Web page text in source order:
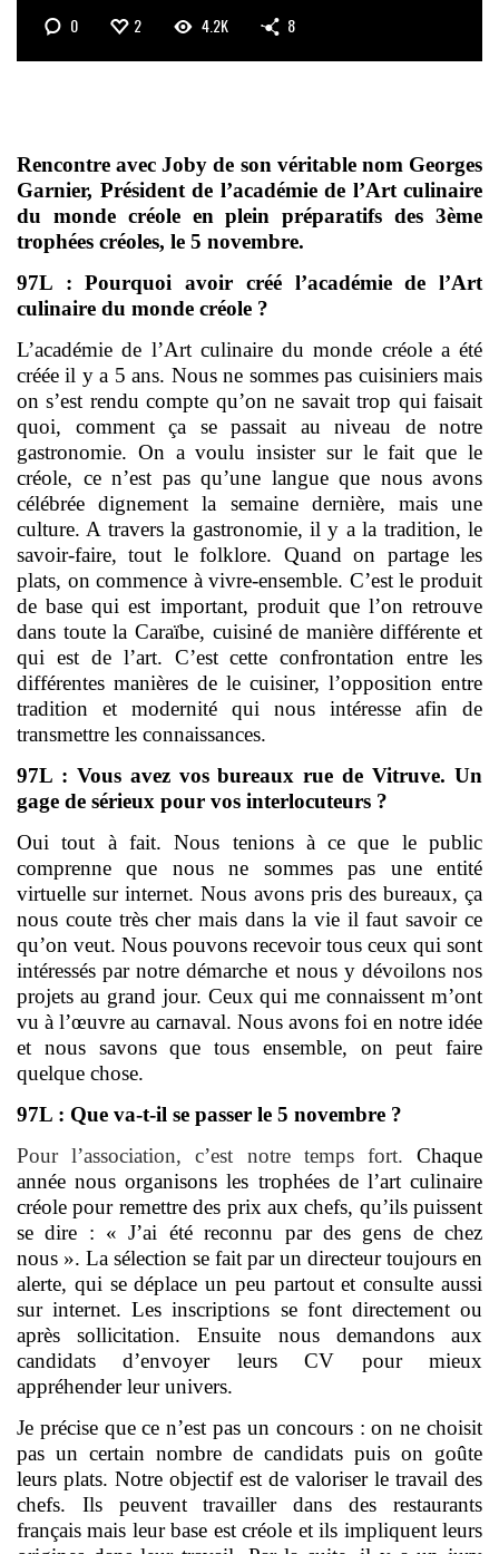
0 2 4.2K 8
Rencontre avec Joby de son véritable nom Georges
Garnier, Président de l’académie de l’Art culinaire
du monde créole en plein préparatifs des 3ème
trophées créoles, le 5 novembre.
97L : Pourquoi avoir créé l’académie de l’Art
culinaire du monde créole ?
L’académie de l’Art culinaire du monde créole a été
créée il y a 5 ans. Nous ne sommes pas cuisiniers mais
on s’est rendu compte qu’on ne savait trop qui faisait
quoi, comment ça se passait au niveau de notre
gastronomie. On a voulu insister sur le fait que le
créole, ce n’est pas qu’une langue que nous avons
célébrée dignement la semaine dernière, mais une
culture. A travers la gastronomie, il y a la tradition, le
savoir-faire, tout le folklore. Quand on partage les
plats, on commence à vivre-ensemble. C’est le produit
de base qui est important, produit que l’on retrouve
dans toute la Caraïbe, cuisiné de manière différente et
qui est de l’art. C’est cette confrontation entre les
différentes manières de le cuisiner, l’opposition entre
tradition et modernité qui nous intéresse afin de
transmettre les connaissances.
97L : Vous avez vos bureaux rue de Vitruve. Un
gage de sérieux pour vos interlocuteurs ?
Oui tout à fait. Nous tenions à ce que le public
comprenne que nous ne sommes pas une entité
virtuelle sur internet. Nous avons pris des bureaux, ça
nous coute très cher mais dans la vie il faut savoir ce
qu’on veut. Nous pouvons recevoir tous ceux qui sont
intéressés par notre démarche et nous y dévoilons nos
projets au grand jour. Ceux qui me connaissent m’ont
vu à l’œuvre au carnaval. Nous avons foi en notre idée
et nous savons que tous ensemble, on peut faire
quelque chose.
97L : Que va-t-il se passer le 5 novembre ?
Pour l’association, c’est notre temps fort. Chaque
année nous organisons les trophées de l’art culinaire
créole pour remettre des prix aux chefs, qu’ils puissent
se dire : « J’ai été reconnu par des gens de chez
nous ». La sélection se fait par un directeur toujours en
alerte, qui se déplace un peu partout et consulte aussi
sur internet. Les inscriptions se font directement ou
après sollicitation. Ensuite nous demandons aux
candidats d’envoyer leurs CV pour mieux
appréhender leur univers.
Je précise que ce n’est pas un concours : on ne choisit
pas un certain nombre de candidats puis on goûte
leurs plats. Notre objectif est de valoriser le travail des
chefs. Ils peuvent travailler dans des restaurants
français mais leur base est créole et ils impliquent leurs